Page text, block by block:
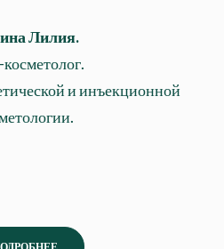
Лилия.
и инъекционной